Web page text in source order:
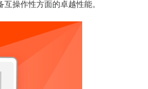
操作性方面的卓越性能。